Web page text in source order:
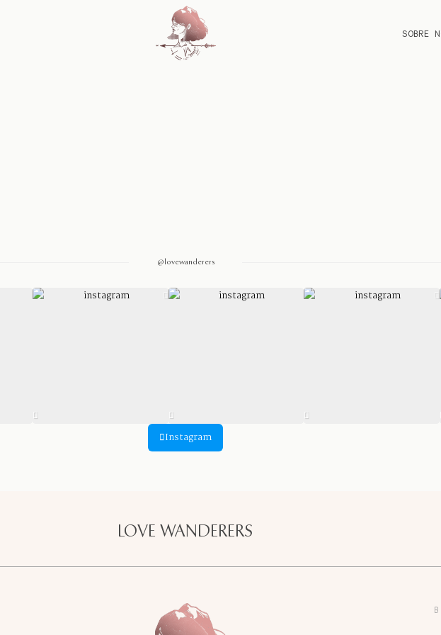
SOBRE
@lovewanderers
Instagram
LOVE WANDERERS